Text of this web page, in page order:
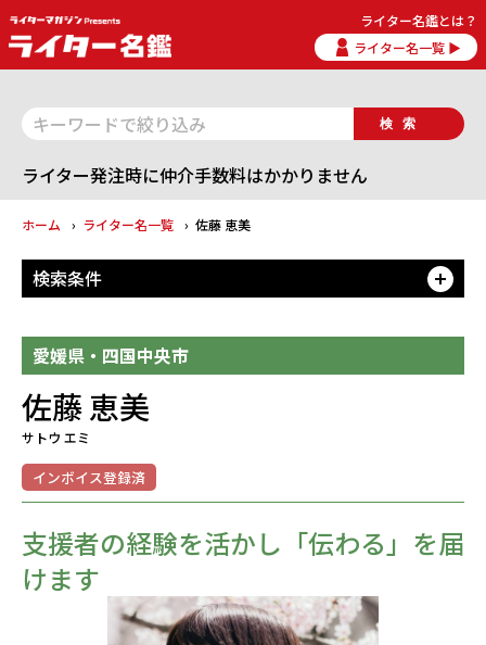
ライター名鑑とは？
ライター名一覧 ▶
検索
ライター発注時に仲介手数料はかかりません
ホーム ライター名一覧 佐藤 恵美
検索条件
愛媛県・四国中央市
佐藤 恵美
サトウ エミ
インボイス登録済
支援者の経験を活かし「伝わる」を届
けます